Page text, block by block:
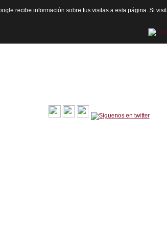
recibe información sobre tus visitas a esta página. Si